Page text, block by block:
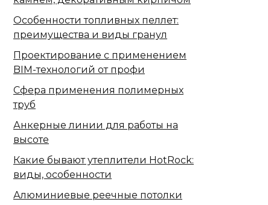
Особенности топливных пеллет:
преимущества и виды гранул
Проектирование с применением
BIM-технологий от профи
Сфера применения полимерных
труб
Анкерные линии для работы на
высоте
Какие бывают утеплители HotRock:
виды, особенности
Алюминиевые реечные потолки